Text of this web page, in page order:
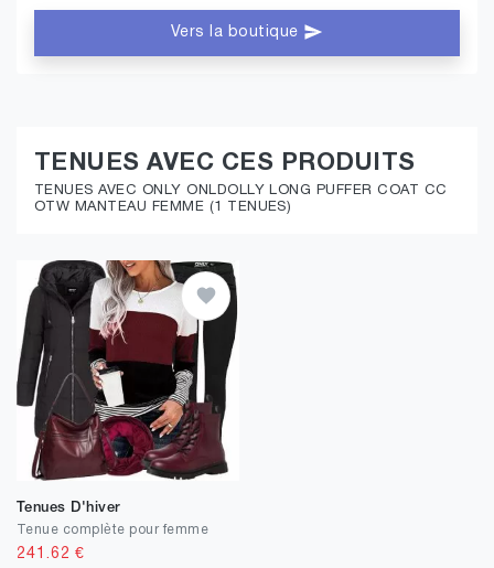
Vers la boutique
TENUES AVEC CES PRODUITS
TENUES AVEC ONLY ONLDOLLY LONG PUFFER COAT CC
OTW MANTEAU FEMME (1 TENUES)
Tenues D'hiver
Tenue complète pour femme
241.62 €